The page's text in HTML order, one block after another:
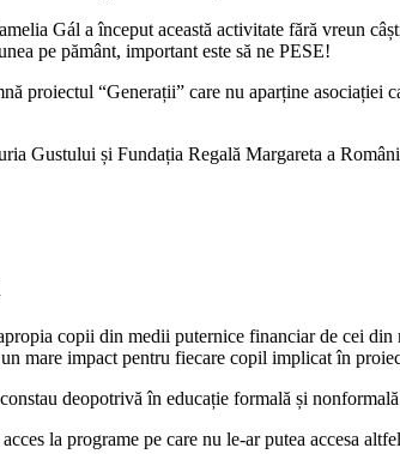
Gál a început această activitate fără vreun
pe pământ, important este să ne PESE!
proiectul “Generații” care nu aparține
Gustului și Fundația Regală Margareta a
copii din medii puternice financiar de cei
mare impact pentru fiecare copil implicat în
deopotrivă în educație formală și
la programe pe care nu le-ar putea accesa